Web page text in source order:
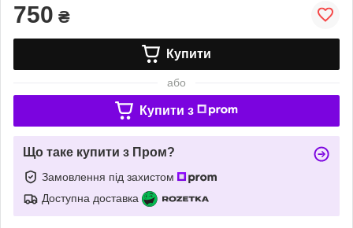
750 ₴
Купити
або
Купити з
Що таке купити з Пром?
Замовлення під захистом
Доступна доставка